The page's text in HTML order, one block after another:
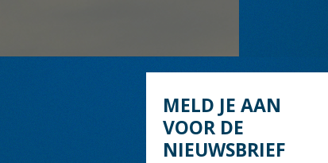
MELD JE AAN
VOOR DE
NIEUWSBRIEF